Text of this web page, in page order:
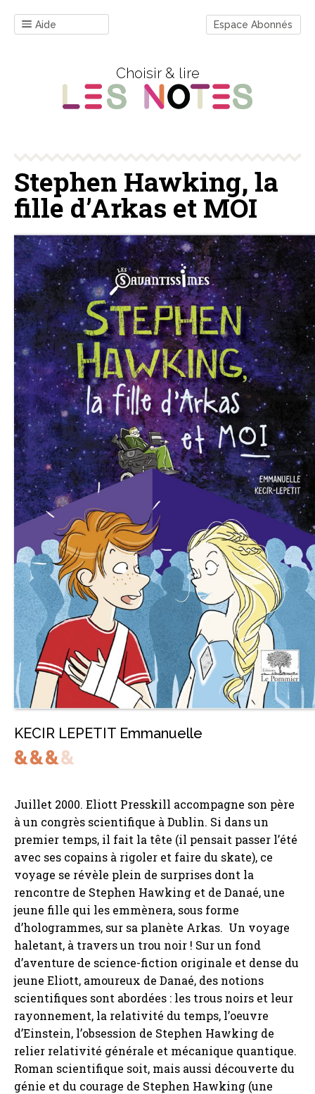
Aide Espace Abonnés
Choisir & lire
Stephen Hawking, la
fille d’Arkas et MOI
KECIR LEPETIT Emmanuelle
Juillet 2000. Eliott Presskill accompagne son père
à un congrès scientifique à Dublin. Si dans un
premier temps, il fait la tête (il pensait passer l’été
avec ses copains à rigoler et faire du skate), ce
voyage se révèle plein de surprises dont la
rencontre de Stephen Hawking et de Danaé, une
jeune fille qui les emmènera, sous forme
d’hologrammes, sur sa planète Arkas. Un voyage
haletant, à travers un trou noir ! Sur un fond
d’aventure de science-fiction originale et dense du
jeune Eliott, amoureux de Danaé, des notions
scientifiques sont abordées : les trous noirs et leur
rayonnement, la relativité du temps, l’oeuvre
d’Einstein, l’obsession de Stephen Hawking de
relier relativité générale et mécanique quantique.
Roman scientifique soit, mais aussi découverte du
génie et du courage de Stephen Hawking (une